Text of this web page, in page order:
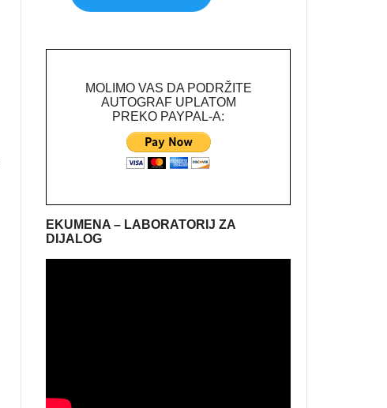
MOLIMO VAS DA PODRŽITE
AUTOGRAF UPLATOM
PREKO PAYPAL-A:
EKUMENA – LABORATORIJ ZA
DIJALOG